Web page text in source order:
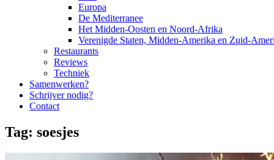
Europa
De Mediterranee
Het Midden-Oosten en Noord-Afrika
Verenigde Staten, Midden-Amerika en Zuid-
Restaurants
Reviews
Techniek
Samenwerken?
Schrijver nodig?
Contact
Tag: soesjes